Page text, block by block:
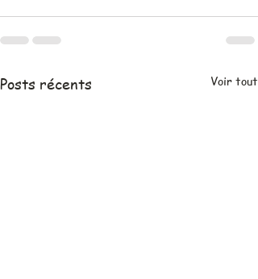
Posts récents Voir tout